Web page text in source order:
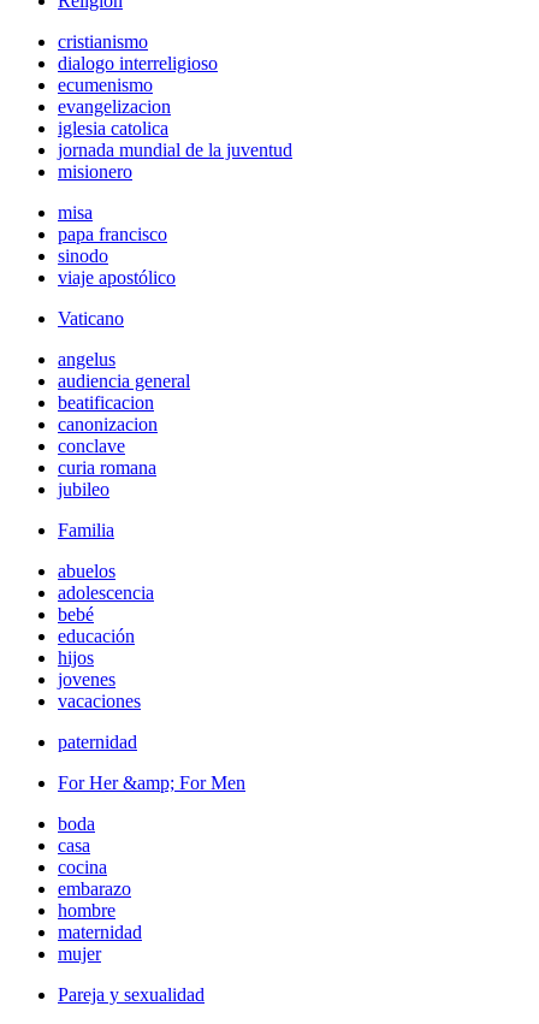
cristianismo
dialogo interreligioso
ecumenismo
evangelizacion
iglesia catolica
jornada mundial de la juventud
misionero
misa
papa francisco
sinodo
viaje apostólico
Vaticano
angelus
audiencia general
beatificacion
canonizacion
conclave
curia romana
jubileo
Familia
abuelos
adolescencia
bebé
educación
hijos
jovenes
vacaciones
paternidad
For Her &amp; For Men
boda
casa
cocina
embarazo
hombre
maternidad
mujer
Pareja y sexualidad